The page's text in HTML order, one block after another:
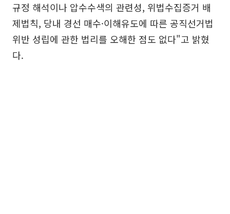
규정 해석이나 압수수색의 관련성, 위법수집증거 배
제법칙, 당내 경선 매수·이해유도에 따른 공직선거법
위반 성립에 관한 법리를 오해한 점도 없다"고 밝혔
다.